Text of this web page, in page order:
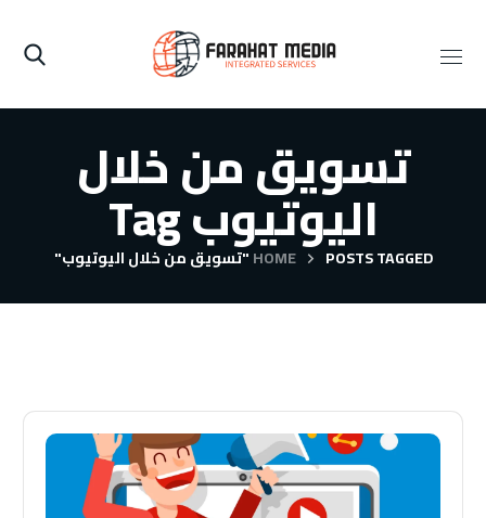
تسويق من خلال
اليوتيوب Tag
HOME POSTS TAGGED "تسويق من خلال اليوتيوب"